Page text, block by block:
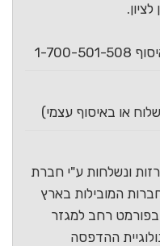
508
ונשלחות ע"י חברת
המובילות בארץ
בפורמט רחב למגזר
ההדפסה